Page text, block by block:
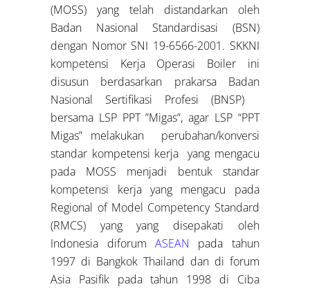
(MOSS) yang telah distandarkan oleh
Badan Nasional Standardisasi (BSN)
dengan Nomor SNI 19-6566-2001. SKKNI
kompetensi Kerja Operasi Boiler ini
disusun berdasarkan prakarsa Badan
Nasional Sertifikasi Profesi (BNSP)
bersama LSP PPT ”Migas”, agar LSP “PPT
Migas” melakukan perubahan/konversi
standar kompetensi kerja yang mengacu
pada MOSS menjadi bentuk standar
kompetensi kerja yang mengacu pada
Regional of Model Competency Standard
(RMCS) yang yang disepakati oleh
Indonesia diforum ASEAN pada tahun
1997 di Bangkok Thailand dan di forum
Asia Pasifik pada tahun 1998 di Ciba